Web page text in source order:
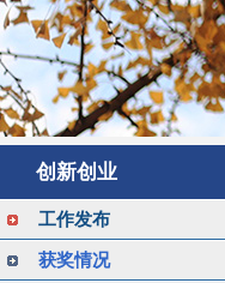
创新创业
工作发布
获奖情况